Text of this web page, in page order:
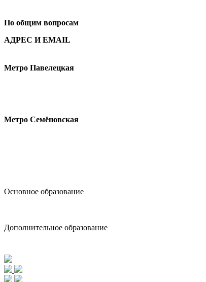
По общим вопросам
АДРЕС И EMAIL
Метро Павелецкая
Метро Семёновская
Основное образование
Дополнительное образование